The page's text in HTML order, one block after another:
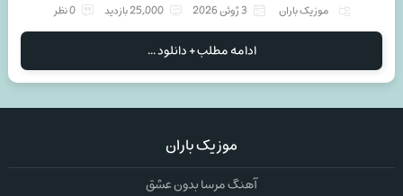
موزیک باران 3 ژوئن 2026 25,000 بازدید 0 نظر
ادامه مطلب + دانلود ...
موزیک باران
آهنگ مرسا بدون عشق